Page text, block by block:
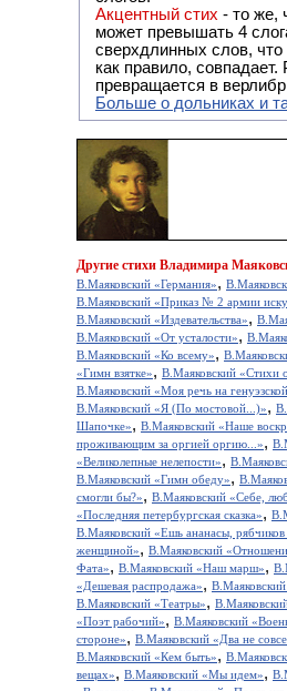
Акцентный стих - то же,
может превышать 4
сверхдлинных слов, что
как правило, совпадает. Рифма - обязательный элемент в акцентном стихе, без неё акцентный стих
превращается в
Больше о дольниках и
Другие стихи Владимира
В.Маяковский «Германия»,
В.Маяковский «Приказ № 2 армии
В.Маяковский «Издевательства»,
В.Маяковский «От усталости»,
В.Маяковский «Ко всему»,
«Гимн взятке», В.Маяковский «Стихи
В.Маяковский «Моя речь на
В.Маяковский «Я (По мостовой...)»,
Шапочке», В.Маяковский «Наше
проживающим за оргией оргию...»,
«Великолепные нелепости»,
В.Маяковский «Гимн обеду»,
смогли бы?», В.Маяковский «Себе,
«Последняя петербургская сказка»,
В.Маяковский «Ешь ананасы,
женщиной», В.Маяковский
Фата», В.Маяковский «Наш марш»,
«Дешевая распродажа»,
В.Маяковский «Театры»,
«Поэт рабочий», В.Маяковский
стороне», В.Маяковский «Два не
В.Маяковский «Кем быть»,
вещах», В.Маяковский «Мы идем»,